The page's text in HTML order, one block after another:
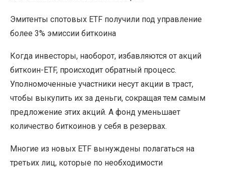
Эмитенты спотовых ETF получили под управление
более 3% эмиссии биткоина
Когда инвесторы, наоборот, избавляются от акций
биткоин-ETF, происходит обратный процесс.
Уполномоченные участники несут акции в траст,
чтобы выкупить их за деньги, сокращая тем самым
предложение этих акций. А фонд уменьшает
количество биткоинов у себя в резервах.
Многие из новых ETF вынуждены полагаться на
третьих лиц, которые по необходимости